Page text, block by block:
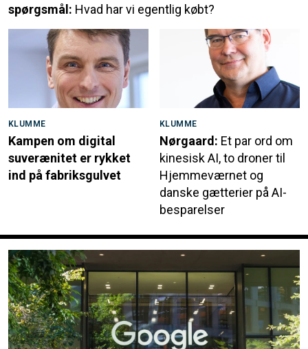
spørgsmål: Hvad har vi egentlig købt?
KLUMME
Kampen om digital
suverænitet er rykket
ind på fabriksgulvet
KLUMME
Nørgaard: Et par ord om
kinesisk AI, to droner til
Hjemmeværnet og
danske gætterier på AI-
besparelser